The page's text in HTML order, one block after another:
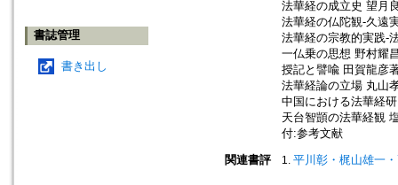
書誌管理
書き出し
法華経の成立史 望月
法華経の仏陀観-久遠
法華経の宗教的実践-
一仏乗の思想 野村耀
授記と譬喩 田賀龍彦
法華経論の立場 丸山
中国における法華経
天台智顗の法華経観
付:参考文献
関連書評
平川彰・梶山雄一